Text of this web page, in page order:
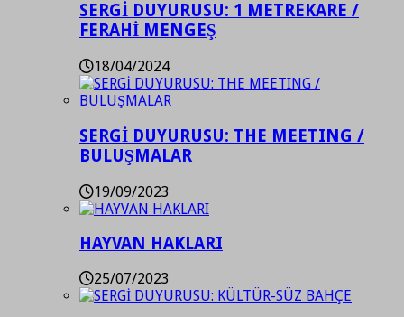
SERGİ DUYURUSU: 1 METREKARE /
FERAHİ MENGEŞ
18/04/2024
SERGİ DUYURUSU: THE MEETING /
BULUŞMALAR
19/09/2023
HAYVAN HAKLARI
25/07/2023